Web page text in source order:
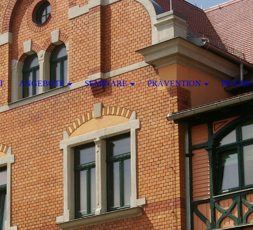
ANGEBOTE SEMINARE PRÄVENTION PRAXIS